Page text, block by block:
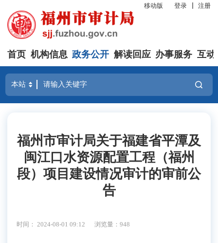
移动版 登录 注册
首页 机构信息 政务公开 解读回应 办事服务 互动
福州市审计局关于福建省平潭及
闽江口水资源配置工程（福州
段）项目建设情况审计的审前公
告
时间： 2024-08-01 09:12 浏览量：948